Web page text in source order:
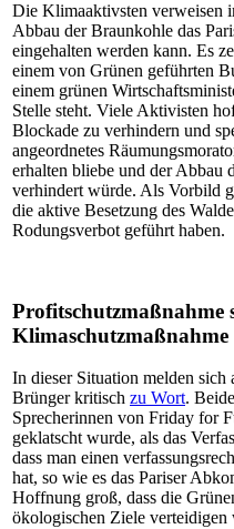
Die Klimaaktivsten verweisen
Abbau der Braunkohle das
eingehalten werden kann. Es
einem von Grünen geführten
einem grünen
Stelle steht. Viele Aktivisten
Blockade zu verhindern und
angeordnetes
erhalten bliebe und der Abbau
verhindert würde. Als Vorbild
die aktive Besetzung des
Rodungsverbot geführt haben.
Profitschutzmaßnahme
Klimaschutzmaßnahme
In dieser Situation melden
Brünger kritisch zu Wort.
Sprecherinnen von Friday for
geklatscht wurde, als das
dass man einen
hat, so wie es das Pariser
Hoffnung groß, dass die
ökologischen Ziele verteidigen